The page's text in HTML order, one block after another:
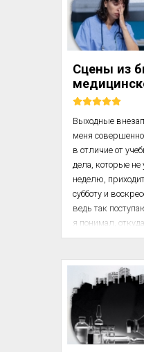
Прошлой ночью
случайно
сопровождении
Сцены из
Выходные
меня
в отличие от
дела, которые не
неделю,
субботу и
ведь так
я понимал,
бесконечные
не во
людей толпами
подушками и
необработанной
выходные для
единственная